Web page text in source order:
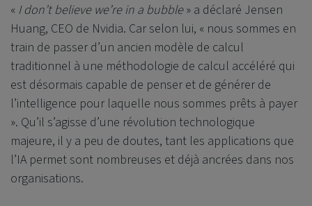
« I don’t believe we’re in a bubble» a déclaré Jensen
Huang, CEO de Nvidia. Car selon lui, « nous sommes en
train de passer d’un ancien modèle de calcul
traditionnel à une méthodologie de calcul accéléré qui
est désormais capable de penser et de générer de
l’intelligence pour laquelle nous sommes prêts à payer
». Qu’il s’agisse d’une révolution technologique
majeure, il y a peu de doutes, tant les applications que
l’IA permet sont nombreuses et déjà ancrées dans nos
organisations.